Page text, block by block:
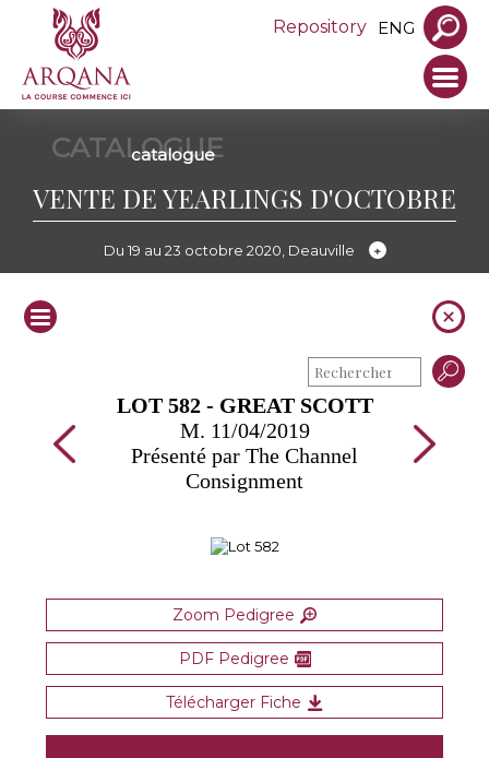
Repository ENG
CATALOGUE
catalogue
VENTE DE YEARLINGS D'OCTOBRE
Du 19 au 23 octobre 2020, Deauville
LOT 582 - GREAT SCOTT
M. 11/04/2019
Présenté par The Channel
Consignment
Zoom Pedigree
PDF Pedigree
Télécharger Fiche